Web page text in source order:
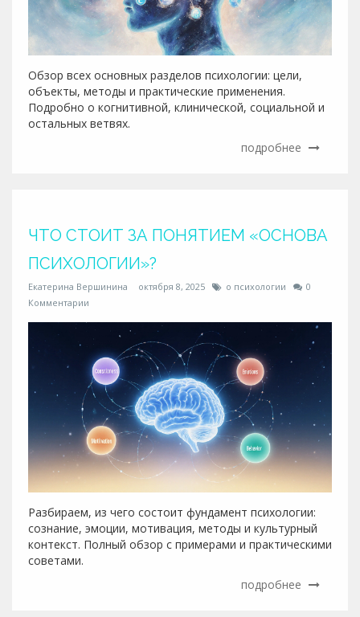
Обзор всех основных разделов психологии: цели,
объекты, методы и практические применения.
Подробно о когнитивной, клинической, социальной и
остальных ветвях.
подробнее
ЧТО СТОИТ ЗА ПОНЯТИЕМ «ОСНОВА
ПСИХОЛОГИИ»?
Екатерина Вершинина октября 8, 2025 о психологии
0
Комментарии
Разбираем, из чего состоит фундамент психологии:
сознание, эмоции, мотивация, методы и культурный
контекст. Полный обзор с примерами и практическими
советами.
подробнее